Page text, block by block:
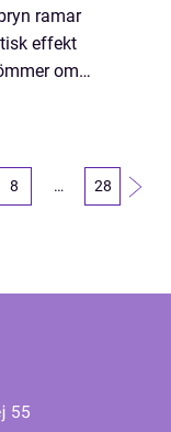
ramar
effekt
om
8 … 28